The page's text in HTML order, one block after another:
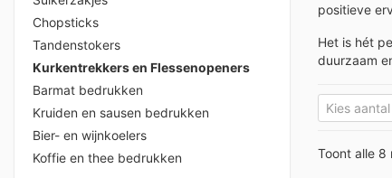
Chopsticks
Tandenstokers
Kurkentrekkers en Flessenopeners
Barmat bedrukken
Kruiden en sausen bedrukken
Bier- en wijnkoelers
Koffie en thee bedrukken
positieve
Het is hét
duurzaam
Toont alle 8